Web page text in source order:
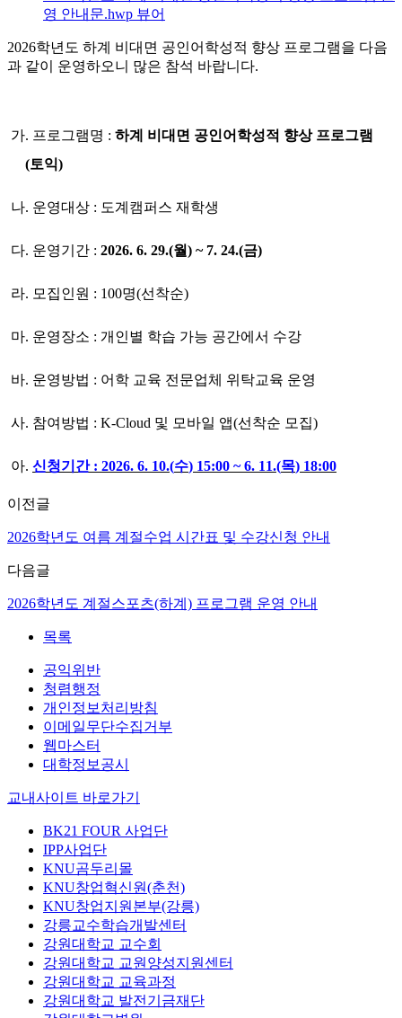
영 안내문.hwp 뷰어
2026학년도 하계 비대면 공인어학성적 향상 프로그램을 다음
과 같이 운영하오니 많은 참석 바랍니다.
가. 프로그램명 : 하계 비대면 공인어학성적 향상 프로그램
(토익)
나. 운영대상 : 도계캠퍼스 재학생
다. 운영기간 : 2026. 6. 29.(월) ~ 7. 24.(금)
라. 모집인원 : 100명(선착순)
마. 운영장소 : 개인별 학습 가능 공간에서 수강
바. 운영방법 : 어학 교육 전문업체 위탁교육 운영
사. 참여방법 : K-Cloud 및 모바일 앱(선착순 모집)
아. 신청기간 : 2026. 6. 10.(수) 15:00 ~ 6. 11.(목) 18:00
이전글
2026학년도 여름 계절수업 시간표 및 수강신청 안내
다음글
2026학년도 계절스포츠(하계) 프로그램 운영 안내
목록
공익위반
청렴행정
개인정보처리방침
이메일무단수집거부
웹마스터
대학정보공시
교내사이트 바로가기
BK21 FOUR 사업단
IPP사업단
KNU곰두리몰
KNU창업혁신원(춘천)
KNU창업지원본부(강릉)
강릉교수학습개발센터
강원대학교 교수회
강원대학교 교원양성지원센터
강원대학교 교육과정
강원대학교 발전기금재단